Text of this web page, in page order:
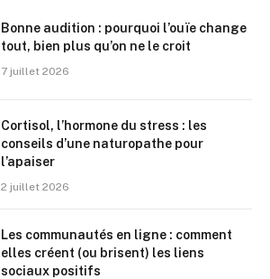
Bonne audition : pourquoi l’ouïe change
tout, bien plus qu’on ne le croit
7 juillet 2026
Cortisol, l’hormone du stress : les
conseils d’une naturopathe pour
l’apaiser
2 juillet 2026
Les communautés en ligne : comment
elles créent (ou brisent) les liens
sociaux positifs